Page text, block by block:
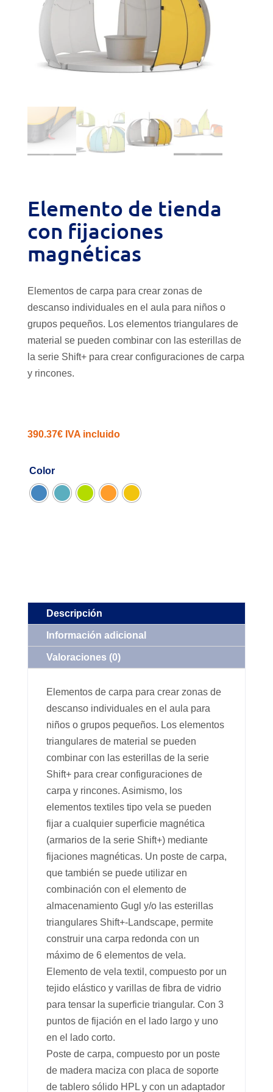
Elemento de tienda
con fijaciones
magnéticas
Elementos de carpa para crear zonas de
descanso individuales en el aula para niños o
grupos pequeños. Los elementos triangulares de
material se pueden combinar con las esterillas de
la serie Shift+ para crear configuraciones de carpa
y rincones.
390.37€ IVA incluido
Color
Descripción
Información adicional
Valoraciones (0)
Elementos de carpa para crear zonas de
descanso individuales en el aula para
niños o grupos pequeños. Los elementos
triangulares de material se pueden
combinar con las esterillas de la serie
Shift+ para crear configuraciones de
carpa y rincones. Asimismo, los
elementos textiles tipo vela se pueden
fijar a cualquier superficie magnética
(armarios de la serie Shift+) mediante
fijaciones magnéticas. Un poste de carpa,
que también se puede utilizar en
combinación con el elemento de
almacenamiento Gugl y/o las esterillas
triangulares Shift+-Landscape, permite
construir una carpa redonda con un
máximo de 6 elementos de vela.
Elemento de vela textil, compuesto por un
tejido elástico y varillas de fibra de vidrio
para tensar la superficie triangular. Con 3
puntos de fijación en el lado largo y uno
en el lado corto.
Poste de carpa, compuesto por un poste
de madera maciza con placa de soporte
de tablero sólido HPL y con un adaptador